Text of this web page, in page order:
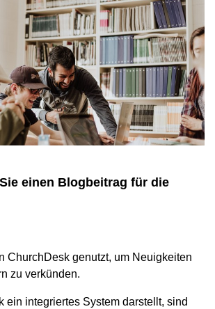
einen Blogbeitrag für die
ChurchDesk genutzt, um Neuigkeiten
zu verkünden.
ein integriertes System darstellt, sind